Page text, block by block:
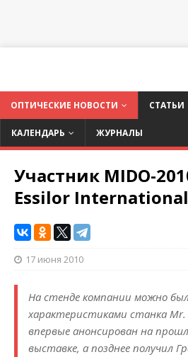
ОПТИЧЕСКИЕ НОВОСТИ СТАТЬИ
КАЛЕНДАРЬ ЖУРНАЛЫ
Участник MIDO-
Essilor International
17 июня 2010
На стенде компании можно
характеристиками станка
впервые анонсирован на
выставке, а позднее получил